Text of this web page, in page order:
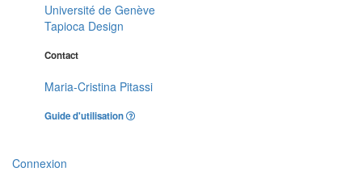
Université de Genève
Tapioca Design
Contact
Maria-Cristina Pitassi
Guide d'utilisation
Connexion